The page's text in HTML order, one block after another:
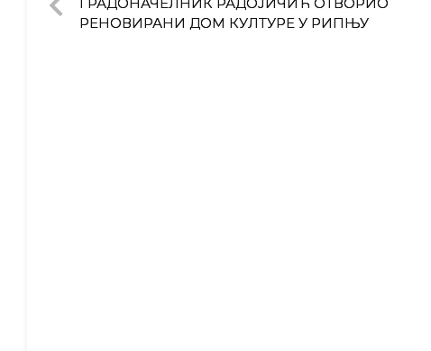
РЕНОВИРАНИ ДОМ КУЛТУРЕ У РИПЊУ